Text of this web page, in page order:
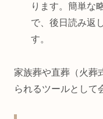
ります。簡単な
で、後日読み返
す。
家族葬や直葬（火葬
られるツールとして